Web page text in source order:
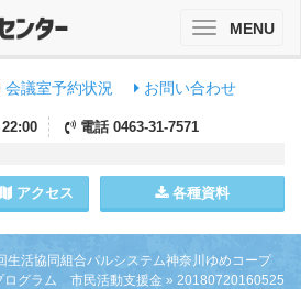
会議室予約状況 お問い合わせ
電話 0463-31-7571
アクセス 各種資料
ToggleMENU
生活協同組合パルシステム神奈川ゆめコープ
ログラム 市民活動支援金 » 20180720160525